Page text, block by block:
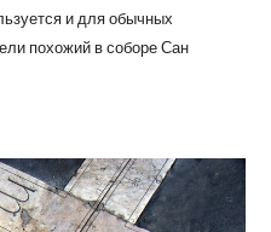
и для обычных
похожий в соборе Сан